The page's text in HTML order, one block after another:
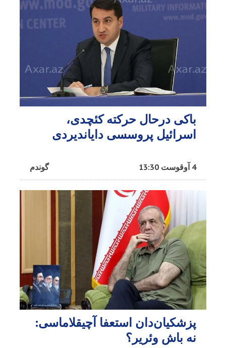
باکی درحال حرکته کئچدی،
اسرائیل پروسسی دایاندیردی
گوندم 4 آوقوست 13:30
پزشکیان‌دان استعفا آچیقلاماسی:
نه باش وئریر؟